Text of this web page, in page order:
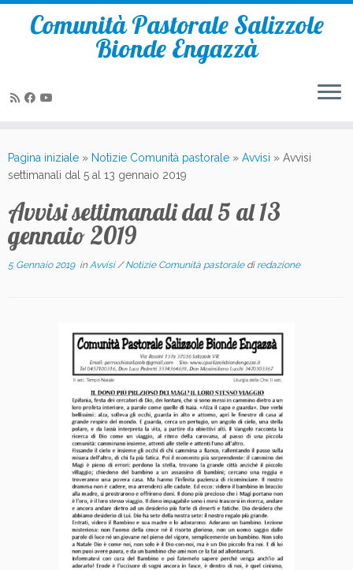
contenuto
Comunità Pastorale Salizzole
Bionde Engazzà
Pagina iniziale » Notizie Comunità pastorale » Avvisi » Avvisi
settimanali dal 5 al 13 gennaio 2019
Avvisi settimanali dal 5 al 13
gennaio 2019
5 Gennaio 2019inAvvisi/Notizie Comunità pastorale di redazione